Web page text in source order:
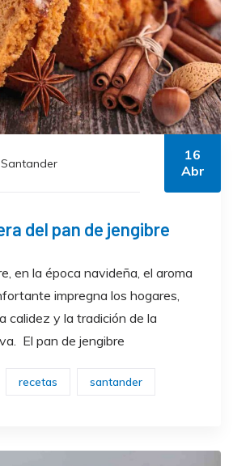
16
Abr
del pan de jengibre
en la época navideña, el aroma
impregna los hogares,
calidez y la tradición de la
El pan de jengibre
recetas santander